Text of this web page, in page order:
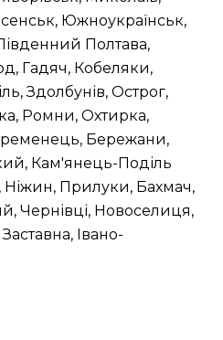
Южноукраїнськ,
Полтава,
Гадяч, Кобеляки,
Здолбунів, Острог,
Ромни, Охтирка,
Бережани,
Кам'янець-Поділь
Ніжин, Прилуки, Бахмач,
Чернівці, Новоселиця,
Івано-